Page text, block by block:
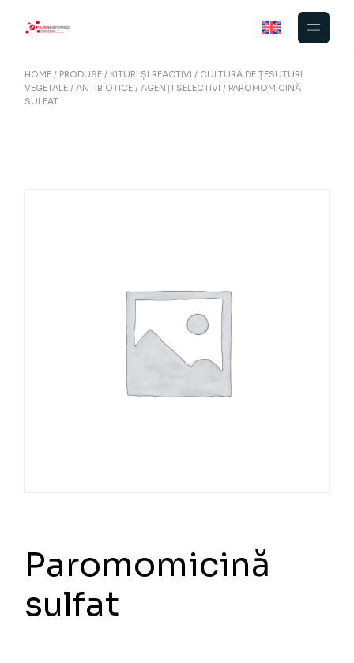
HOME PRODUSE KITURI ȘI REACTIVI
CULTURĂ DE ȚESUTURI
VEGETALE
ANTIBIOTICE / AGENȚI SELECTIVI
PAROMOMICINĂ
SULFAT
Paromomicină
sulfat